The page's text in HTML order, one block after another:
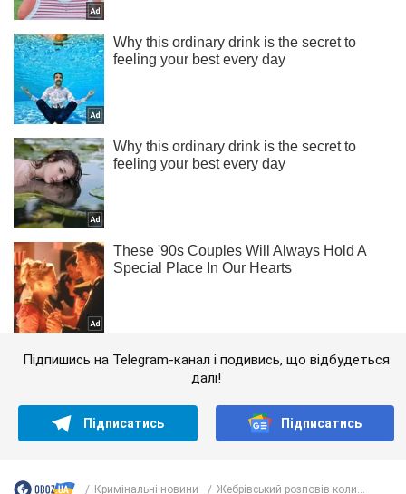
Підпишись на Telegram-канал і подивись, що відбудеться
далі!
Підписатись Підписатись
Кримінальні новини Жебрівський розповів коли...